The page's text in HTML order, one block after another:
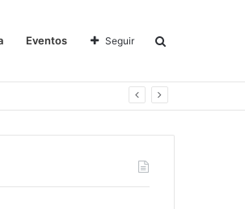
Eventos Seguir